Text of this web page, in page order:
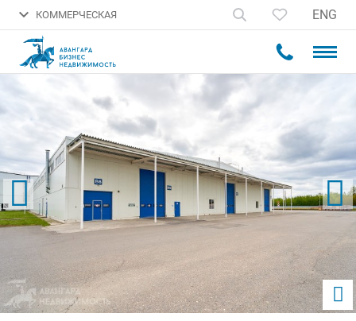
КОММЕРЧЕСКАЯ ENG